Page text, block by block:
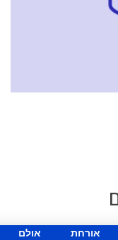
אורחת
אולם